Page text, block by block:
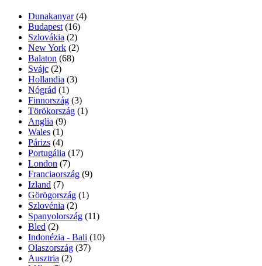
Dunakanyar (4)
Budapest (16)
Szlovákia (2)
New York (2)
Balaton (68)
Svájc (2)
Hollandia (3)
Nógrád (1)
Finnország (3)
Törökország (1)
Anglia (9)
Wales (1)
Párizs (4)
Portugália (17)
London (7)
Franciaország (9)
Izland (7)
Görögország (1)
Szlovénia (2)
Spanyolország (11)
Bled (2)
Indonézia - Bali (10)
Olaszország (37)
Ausztria (2)